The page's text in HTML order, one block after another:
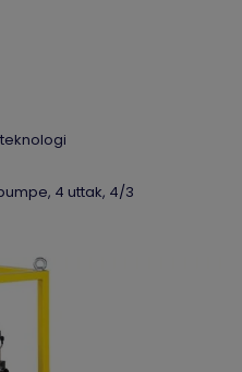
4 uttak, 4/3